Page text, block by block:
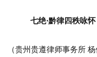
七绝·黔律四秩咏怀
（贵州贵遵律师事务所 杨